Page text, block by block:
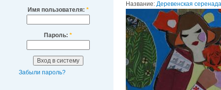
Имя пользователя: *
Пароль: *
Забыли пароль?
Название: Деревенская серенада